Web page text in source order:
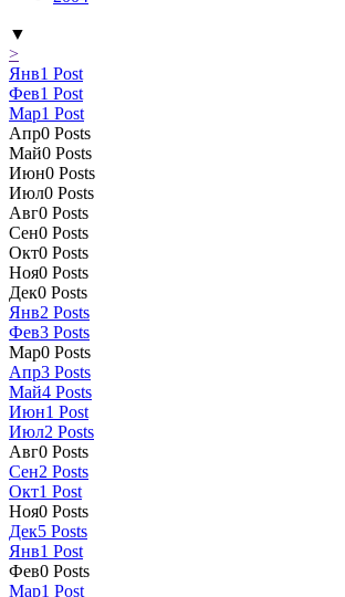
▼
>
Янв1 Post
Фев1 Post
Мар1 Post
Апр0 Posts
Май0 Posts
Июн0 Posts
Июл0 Posts
Авг0 Posts
Сен0 Posts
Окт0 Posts
Ноя0 Posts
Дек0 Posts
Янв2 Posts
Фев3 Posts
Мар0 Posts
Апр3 Posts
Май4 Posts
Июн1 Post
Июл2 Posts
Авг0 Posts
Сен2 Posts
Окт1 Post
Ноя0 Posts
Дек5 Posts
Янв1 Post
Фев0 Posts
Мар1 Post